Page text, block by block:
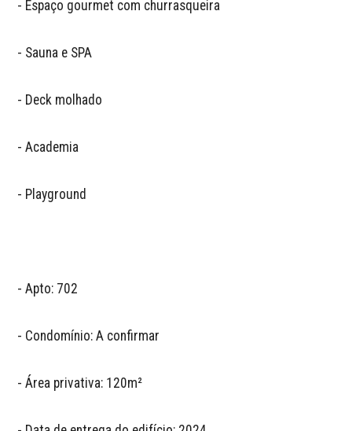
- Espaço gourmet com churrasqueira
- Sauna e SPA
- Deck molhado
- Academia
- Playground
- Apto: 702
- Condomínio: A confirmar
- Área privativa: 120m²